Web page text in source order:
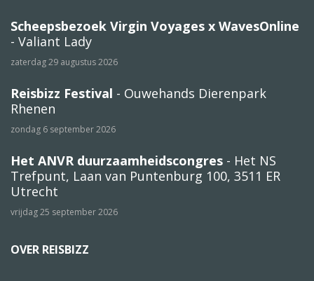
Scheepsbezoek Virgin Voyages x WavesOnline
- Valiant Lady
zaterdag 29 augustus 2026
Reisbizz Festival - Ouwehands Dierenpark
Rhenen
zondag 6 september 2026
Het ANVR duurzaamheidscongres - Het NS
Trefpunt, Laan van Puntenburg 100, 3511 ER
Utrecht
vrijdag 25 september 2026
OVER REISBIZZ